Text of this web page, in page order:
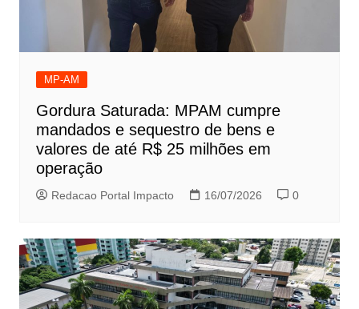
MP-AM
Gordura Saturada: MPAM cumpre
mandados e sequestro de bens e
valores de até R$ 25 milhões em
operação
Redacao Portal Impacto 16/07/2026 0